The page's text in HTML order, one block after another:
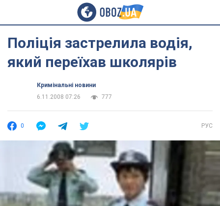
Поліція застрелила водія,
який переїхав школярів
Кримінальні новини
6.11.2008 07:26
777
0 РУС